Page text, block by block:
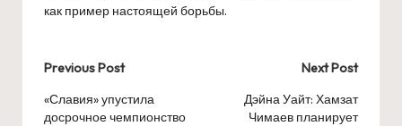
как пример настоящей борьбы.
Post
navigation
Previous Post
«Славия» упустила
досрочное чемпионство
Next Post
Дэйна Уайт: Хамзат
Чимаев планирует